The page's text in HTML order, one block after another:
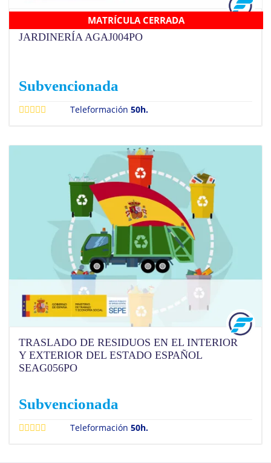
OPERACIONES GENERALES DE
JARDINERÍA AGAJ004PO
Subvencionada
Teleformación50h.
TRASLADO DE RESIDUOS EN EL INTERIOR
Y EXTERIOR DEL ESTADO ESPAÑOL
SEAG056PO
Subvencionada
MATRÍCULA CERRADA
Teleformación50h.